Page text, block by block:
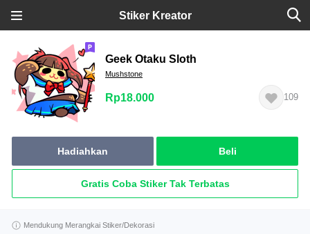
Stiker Kreator
Geek Otaku Sloth
Mushstone
Rp18.000 109
Hadiahkan Beli
Gratis Coba Stiker Tak Terbatas
Mendukung Merangkai Stiker/Dekorasi